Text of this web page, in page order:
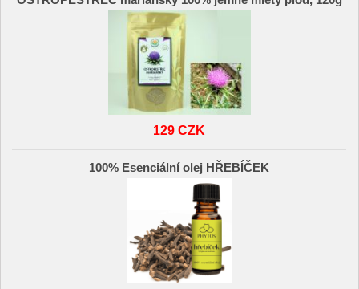
129 CZK
100% Esenciální olej HŘEBÍČEK